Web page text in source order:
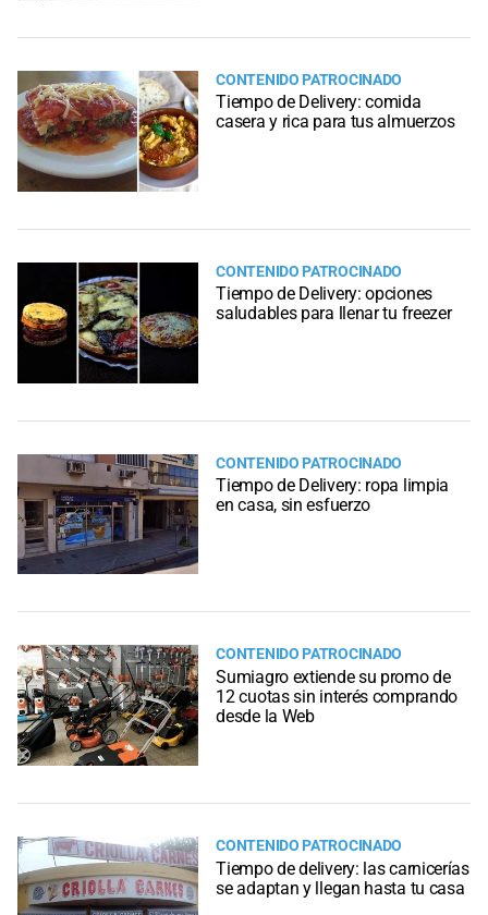
CONTENIDO PATROCINADO
Tiempo de Delivery: comida
casera y rica para tus almuerzos
CONTENIDO PATROCINADO
Tiempo de Delivery: opciones
saludables para llenar tu freezer
CONTENIDO PATROCINADO
Tiempo de Delivery: ropa limpia
en casa, sin esfuerzo
CONTENIDO PATROCINADO
Sumiagro extiende su promo de
12 cuotas sin interés comprando
desde la Web
CONTENIDO PATROCINADO
Tiempo de delivery: las carnicerías
se adaptan y llegan hasta tu casa